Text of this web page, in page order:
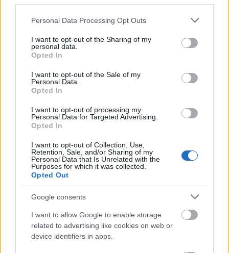
Please note that this website/app uses one or more Google
not limited to your visit or usage behaviour. You may click to
grant or deny consent to Google and its third-party tags to
use your data for below specified purposes in below Google
consent section.
Personal Data Processing Opt Outs
I want to opt-out of the Sharing of my
personal data.
Opted In
I want to opt-out of the Sale of my
Personal Data.
Opted In
I want to opt-out of processing my
Personal Data for Targeted Advertising.
Opted In
I want to opt-out of Collection, Use,
Retention, Sale, and/or Sharing of my
Personal Data that Is Unrelated with the
Purposes for which it was collected.
Opted Out
Google consents
I want to allow Google to enable storage
related to advertising like cookies on web or
device identifiers in apps.
A magyar föld sorsa - az előadások
teljes videói
2014. november 11.
2014. november 5-én részt vettünk A magyar föld
sorsa című könyvbemutatón, ahol a magyarság
19 napig lézetik még a Magyarország
nevű lokalitás - így adja el a
földtörvény a Hazát!
2014. április 11.
Magyarország jelen és jövendő Kormányához,
Parlamentjéhez, közjogi méltóságaihoz,
polgármestereihez, egyházi vezetőihez, pártjaihoz, ...